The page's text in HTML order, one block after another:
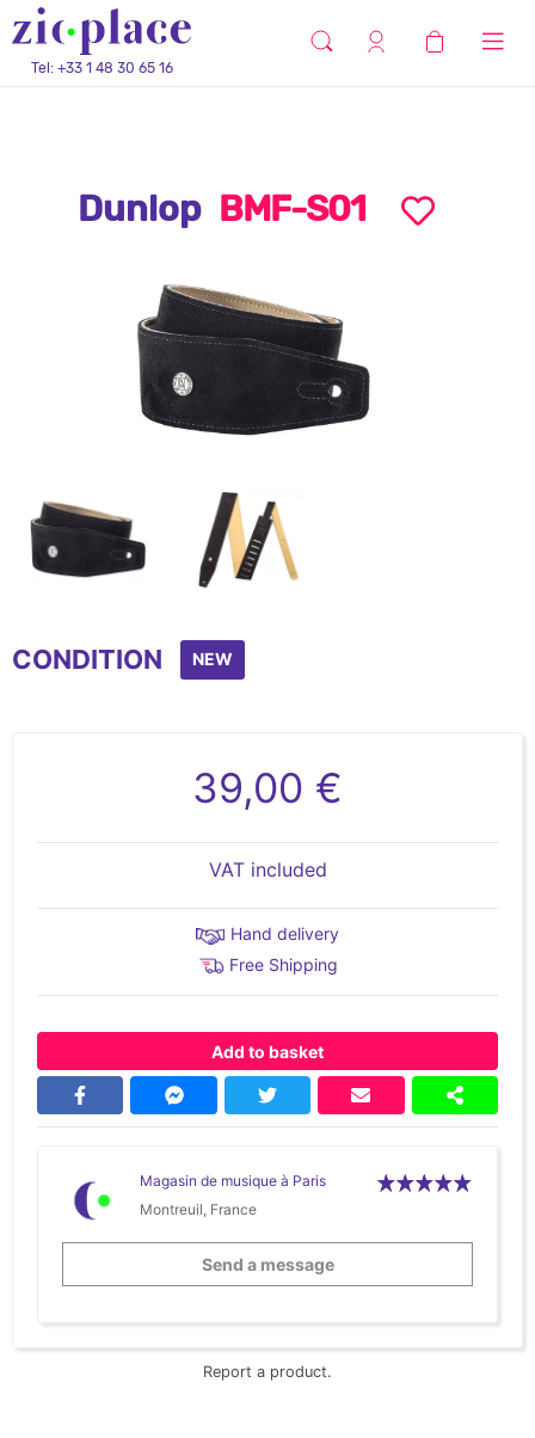
Tel: +33 1 48 30 65 16
Dunlop BMF-S01
of
CONDITION NEW
39,00 €
VAT included
Hand delivery
Free Shipping
Add to basket
Magasin de musique à Paris
Montreuil, France
Send a message
Report a product.